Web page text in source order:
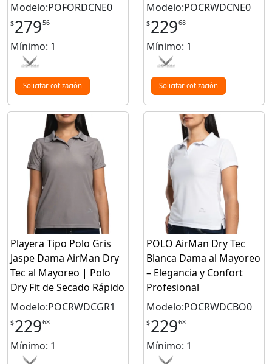
Modelo:POFORDCNE0
$27956
Mínimo: 1
Solicitar cotización
Modelo:POCRWDCNE0
$22968
Mínimo: 1
Solicitar cotización
Playera Tipo Polo Gris
Jaspe Dama AirMan Dry
Tec al Mayoreo | Polo
Dry Fit de Secado Rápido
Modelo:POCRWDCGR1
$22968
Mínimo: 1
POLO AirMan Dry Tec
Blanca Dama al Mayoreo
– Elegancia y Confort
Profesional
Modelo:POCRWDCBO0
$22968
Mínimo: 1